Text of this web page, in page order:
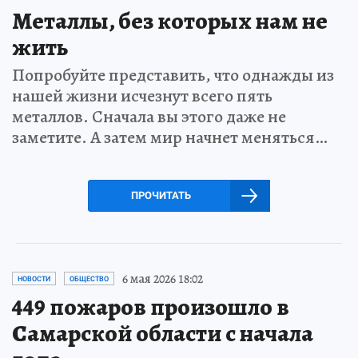
Металлы, без которых нам не
жить
Попробуйте представить, что однажды из
нашей жизни исчезнут всего пять
металлов. Сначала вы этого даже не
заметите. А затем мир начнет меняться…
ПРОЧИТАТЬ
НОВОСТИ ОБЩЕСТВО 6 мая 2026 18:02
449 пожаров произошло в
Самарской области с начала